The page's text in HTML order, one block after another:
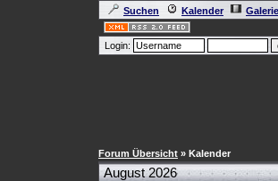
Suchen Kalender Galerie
Login:
Forum Übersicht » Kalender
August 2026